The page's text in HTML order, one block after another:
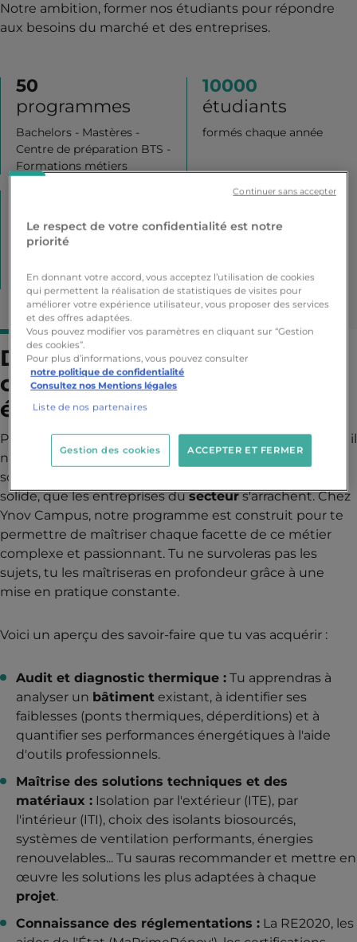
Notre ambition, former nos étudiants pour répondre
aux besoins du marché et des entreprises.
50
programmes
Bachelors - Mastères -
Centre de préparation BTS -
Formations métiers
10000
étudiants
formés chaque année
entreprises
partenaires pour ton avenir
campus dont
en ligne
Développe les compétences
clés pour piloter la rénovation
énergétique
Pour devenir unexpertde larénovation énergétique
, il
ne suffit pas d'avoir de bonnes intentions. Il faut un
socle de
solide, que les entreprises dusecteurs'arrachent. Chez
Ynov Campus, notre programme est construit pour te
permettre de maîtriser chaque facette de ce métier
complexe et passionnant. Tu ne survoleras pas les
sujets, tu les maîtriseras en profondeur grâce à une
mise en pratique constante.
Voici un aperçu des savoir-faire que tu vas acquérir :
Audit et diagnostic thermique : Tu apprendras à
analyser un bâtiment existant, à identifier ses
faiblesses (ponts thermiques, déperditions) et à
quantifier ses performances énergétiques à l'aide
d'outils professionnels.
Maîtrise des solutions techniques et des
matériaux : Isolation par l'extérieur (ITE), par
l'intérieur (ITI), choix des isolants biosourcés,
systèmes de ventilation performants, énergies
renouvelables... Tu sauras recommander et mettre en
œuvre les solutions les plus adaptées à chaque
projet.
Connaissance des réglementations : La RE2020, les
Le respect de votre confidentialité est notre
priorité
En donnant votre accord, vous acceptez l’utilisation de cookies
qui permettent la réalisation de statistiques de visites pour
améliorer votre expérience utilisateur, vous proposer des services
et des offres adaptées.
Vous pouvez modifier vos paramètres en cliquant sur “Gestion
des cookies”.
Pour plus d’informations, vous pouvez consulter
notre politique de confidentialité
Consultez nos Mentions légales
Liste de nos partenaires
ACCEPTER ET FERMER
Gestion des cookies
Continuer sans accepter